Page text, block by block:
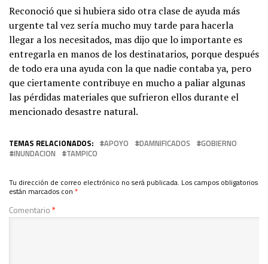
Reconoció que si hubiera sido otra clase de ayuda más
urgente tal vez sería mucho muy tarde para hacerla
llegar a los necesitados, mas dijo que lo importante es
entregarla en manos de los destinatarios, porque después
de todo era una ayuda con la que nadie contaba ya, pero
que ciertamente contribuye en mucho a paliar algunas
las pérdidas materiales que sufrieron ellos durante el
mencionado desastre natural.
TEMAS RELACIONADOS: APOYO DAMNIFICADOS
GOBIERNO
INUNDACION
TAMPICO
Tu dirección de correo electrónico no será publicada. Los campos obligatorios
están marcados con *
Comentario*